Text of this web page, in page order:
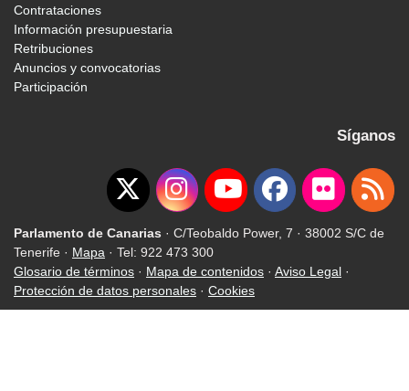
Contrataciones
Información presupuestaria
Retribuciones
Anuncios y convocatorias
Participación
Síganos
Parlamento de Canarias · C/Teobaldo Power, 7 · 38002 S/C de
Tenerife · Mapa · Tel: 922 473 300
Glosario de términos · Mapa de contenidos · Aviso Legal ·
Protección de datos personales · Cookies